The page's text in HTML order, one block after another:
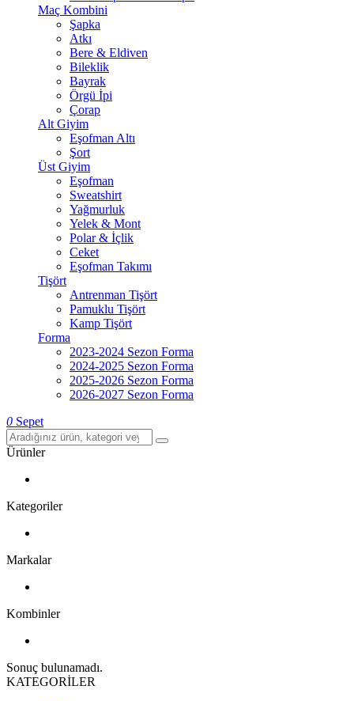
Maç Kombini
Şapka
Atkı
Bere & Eldiven
Bileklik
Bayrak
Örgü İpi
Çorap
Alt Giyim
Eşofman Altı
Şort
Üst Giyim
Eşofman
Sweatshirt
Yağmurluk
Yelek & Mont
Polar & İçlik
Ceket
Eşofman Takımı
Tişört
Antrenman Tişört
Pamuklu Tişört
Kamp Tişört
Forma
2023-2024 Sezon Forma
2024-2025 Sezon Forma
2025-2026 Sezon Forma
2026-2027 Sezon Forma
0 Sepet
Ürünler
Kategoriler
Markalar
Kombinler
Sonuç bulunamadı.
KATEGORİLER